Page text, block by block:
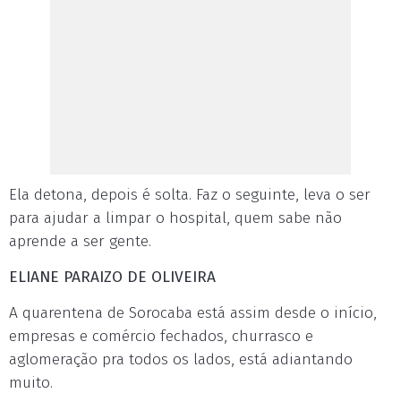
Ela detona, depois é solta. Faz o seguinte, leva o ser
para ajudar a limpar o hospital, quem sabe não
aprende a ser gente.
ELIANE PARAIZO DE OLIVEIRA
A quarentena de Sorocaba está assim desde o início,
empresas e comércio fechados, churrasco e
aglomeração pra todos os lados, está adiantando
muito.